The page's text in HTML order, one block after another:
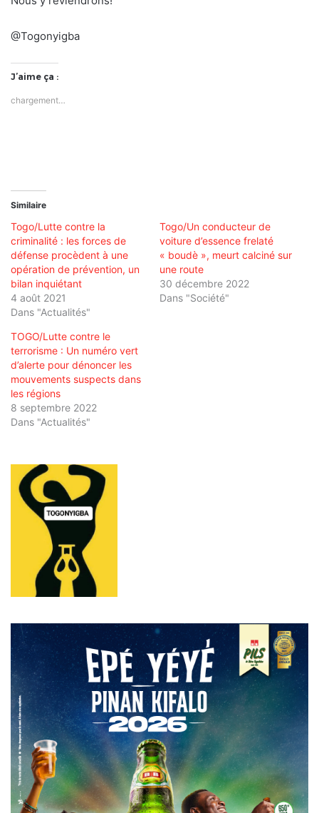
@Togonyigba
J’aime ça :
chargement…
Similaire
Togo/Lutte contre la
criminalité : les forces de
défense procèdent à une
opération de prévention, un
bilan inquiétant
4 août 2021
Dans "Actualités"
Togo/Un conducteur de
voiture d’essence frelaté
« boudè », meurt calciné sur
une route
30 décembre 2022
Dans "Société"
TOGO/Lutte contre le
terrorisme : Un numéro vert
d’alerte pour dénoncer les
mouvements suspects dans
les régions
8 septembre 2022
Dans "Actualités"